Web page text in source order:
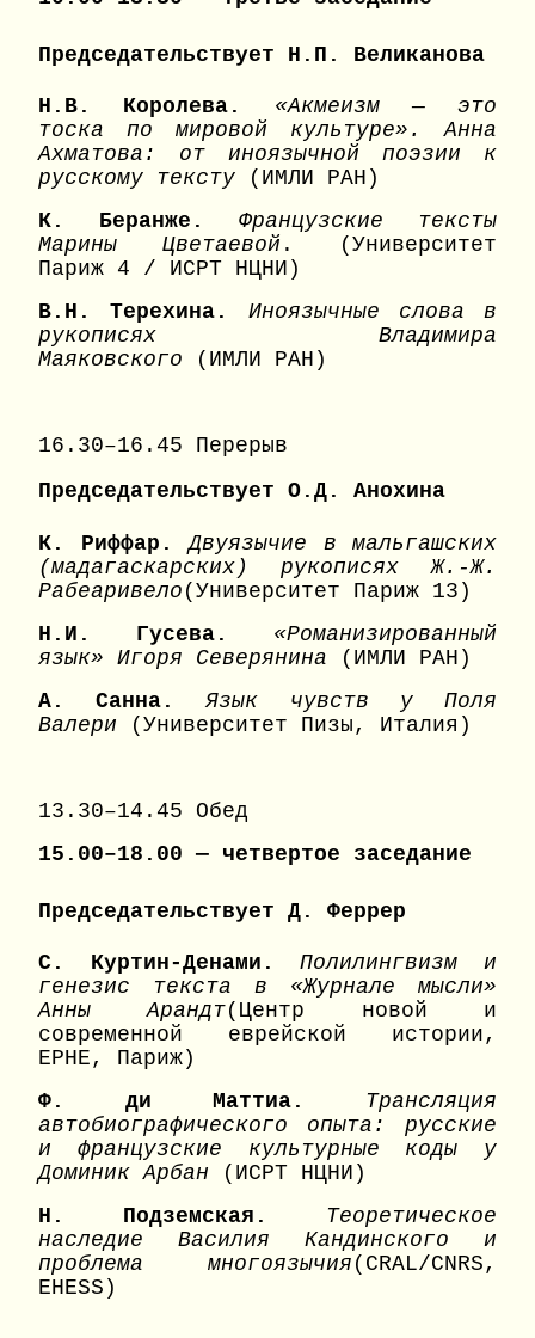
Председательствует Н.П. Великанова
Н.В. Королева.
«Акмеизм — это
тоска по мировой культуре». Анна
Ахматова: от иноязычной поэзии к
русскому тексту (ИМЛИ РАН)
К. Беранже.
Французские тексты
Марины Цветаевой . (Университет
Париж 4 / ИСРТ НЦНИ)
В.Н. Терехина. Иноязычные слова в
рукописях Владимира
Маяковского (ИМЛИ РАН)
16.30–16.45 Перерыв
Председательствует О.Д. Анохина
К. Риффар.
Двуязычие в мальгашских
(мадагаскарских) рукописях Ж.-Ж.
Рабеаривело (Университет Париж 13)
Н.И. Гусева. «Романизированный
язык» Игоря Северянина (ИМЛИ РАН)
A . Санна.
Язык чувств у Поля
Валери
(Университет Пизы, Италия)
13.30–14.45 Обед
15.00–18.00 — четвертое заседание
Председательствует Д. Феррер
С. Куртин-Денами.
Полилингвизм и
генезис текста в «Журнале мысли»
Анны Арандт(Центр новой и
современной еврейской истории,
EPHE, Париж)
Ф. ди Маттиа.
Трансляция
автобиографического опыта: русские
и французские культурные коды у
Доминик Арбан
(ИСРТ НЦНИ)
Н. Подземская.
Теоретическое
наследие Василия Кандинского и
проблема многоязычия (CRAL/CNRS,
EHESS)